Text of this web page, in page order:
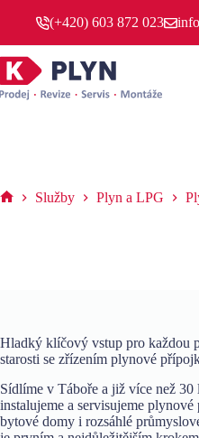
(+420) 603 872 023
Služby Plyn a LPG
Hladký klíčový vstup pro každou
starosti se zřízením plynové
Sídlíme v Táboře a již více než 30
instalujeme a servisujeme
bytové domy i rozsáhlé